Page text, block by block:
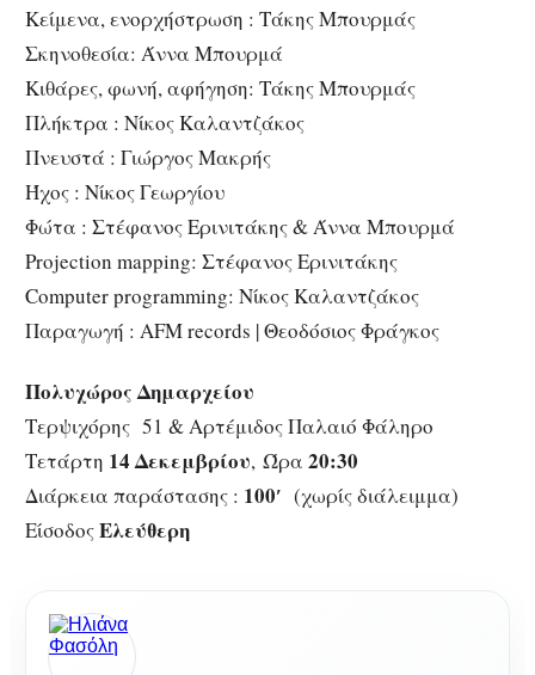
Κείμενα, ενορχήστρωση : Tάκης Μπουρμάς
Σκηνοθεσία: Άννα Μπουρμά
Κιθάρες, φωνή, αφήγηση: Τάκης Μπουρμάς
Πλήκτρα : Nίκος Καλαντζάκος
Πνευστά : Γιώργος Μακρής
Ήχος : Νίκος Γεωργίου
Φώτα : Στέφανος Ερινιτάκης & Άννα Μπουρμά
Projection mapping: Στέφανος Ερινιτάκης
Computerprogramming: Νίκος Καλαντζάκος
Παραγωγή : AFMrecords | Θεοδόσιος Φράγκος
Πολυχώρος Δημαρχείου
Τερψιχόρης 51 & Αρτέμιδος Παλαιό Φάληρο
Τετάρτη 14 Δεκεμβρίου, Ώρα 20:30
Διάρκεια παράστασης : 100′ (χωρίς διάλειμμα)
ΕίσοδοςΕλεύθερη